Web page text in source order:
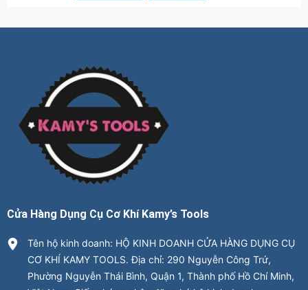
Cửa Hàng Dụng Cụ Cơ Khí Kamy’s Tools
Tên hộ kinh doanh: HỘ KINH DOANH CỬA HÀNG DỤNG CỤ
CƠ KHÍ KAMY TOOLS. Địa chỉ: 290 Nguyễn Công Trứ,
Phường Nguyễn Thái Bình, Quận 1, Thành phố Hồ Chí Minh,